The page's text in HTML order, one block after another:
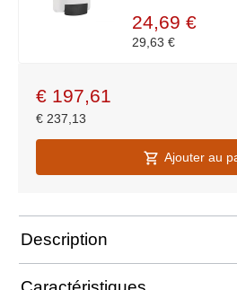
24,69 €
29,63 €
€ 197,61
€ 237,13
Ajouter au
Description